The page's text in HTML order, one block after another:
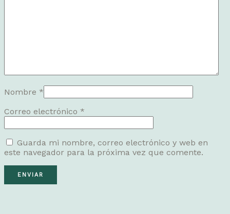
Nombre *
Correo electrónico *
Guarda mi nombre, correo electrónico y web en
este navegador para la próxima vez que comente.